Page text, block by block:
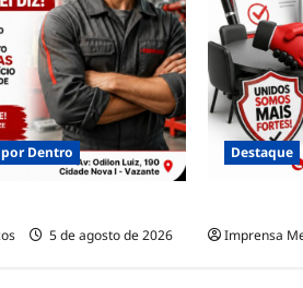
Dentro
5 de agosto de 2026
Destaque
Imprensa